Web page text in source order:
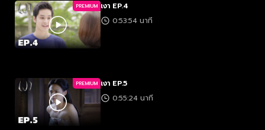
PREMIUM เงา EP.4
0:53:54 นาที
PREMIUM เงา EP.5
0:55:24 นาที